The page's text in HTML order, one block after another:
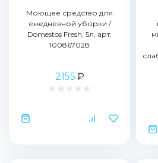
Моющее средство для
ежедневной уборки /
Domestos Fresh, 5л, арт.
100867028
2155 ₽